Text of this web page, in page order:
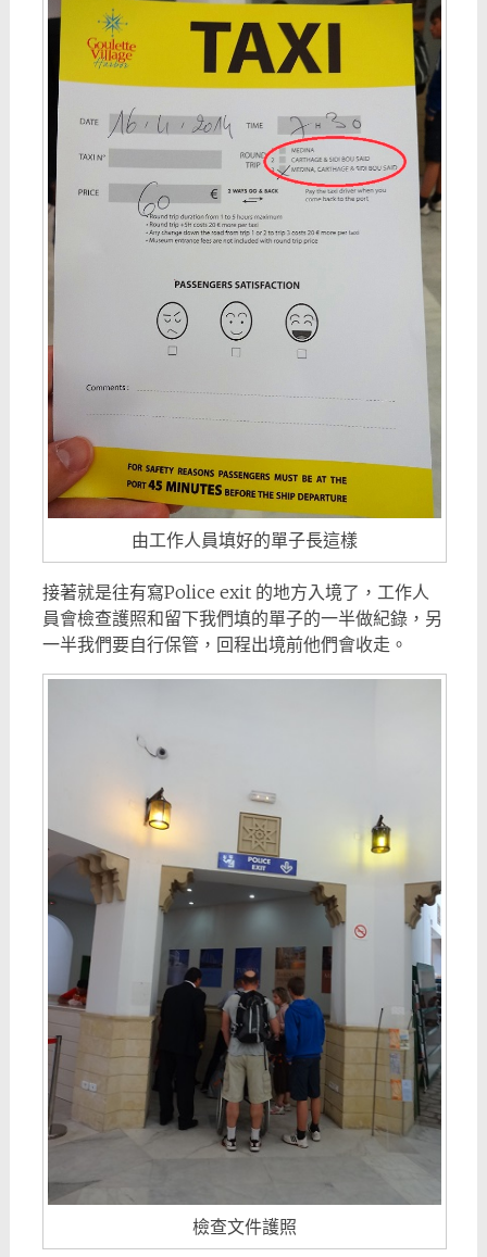
由工作人員填好的單子長這樣
接著就是往有寫Police exit 的地方入境了，工作人
員會檢查護照和留下我們填的單子的一半做紀錄，另
一半我們要自行保管，回程出境前他們會收走。
檢查文件護照